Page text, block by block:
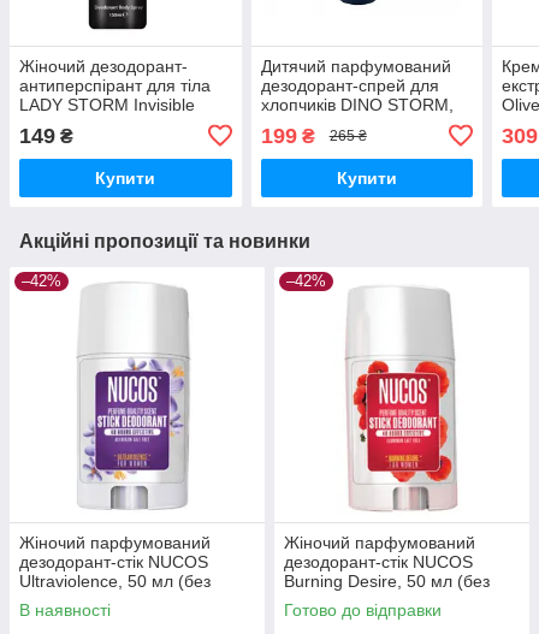
Жіночий дезодорант-
антиперспірант для тіла
LADY STORM Invisible
149 ₴
Купити
Дитячий парфумований
дезодорант-спрей для
хлопчиків DINO STORM,
199₴ 265 ₴
Купити
309
Акційні пропозиції та новинки
–42%
Жіночий парфумований
дезодорант-стік NUCOS
Ultraviolence, 50 мл (без
солей алюмінію)
В наявності
–42%
Жіночий парфумований
дезодорант-стік NUCOS
Burning Desire, 50 мл (без
солей алюмінію)
Готово до відправки